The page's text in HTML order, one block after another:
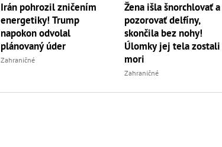
Irán pohrozil zničením
energetiky! Trump
napokon odvolal
plánovaný úder
Zahraničné
Žena išla šnorchlovať a
pozorovať delfíny,
skončila bez nohy!
Úlomky jej tela
mori
Zahraničné